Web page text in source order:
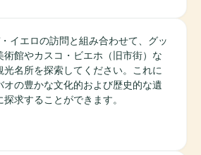
イエロの訪問と組み合わせて、グッ
術館やカスコ・ビエホ（旧市街）な
光名所を探索してください。これに
オの豊かな文化的および歴史的な遺
求することができます。